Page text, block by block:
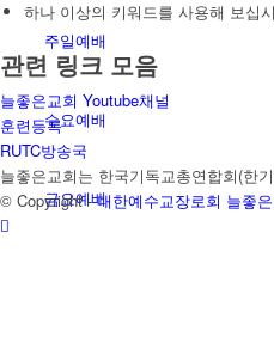
주일예배
수요예배
금요예배
하나 이상의 키워드를 사용해 보십
관련 링크 모음
늘좋은교회 Youtube채널
훈련등록
RUTC방송국
늘좋은교회는 한국기독교총연합회(한
© Copyright -대한예수교장로회 늘좋